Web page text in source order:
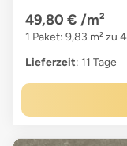
49,80 € /m²
1 Paket: 9,83 m² zu
Lieferzeit: 11 Tage